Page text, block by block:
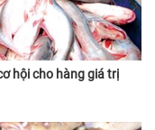
hội cho hàng giá trị